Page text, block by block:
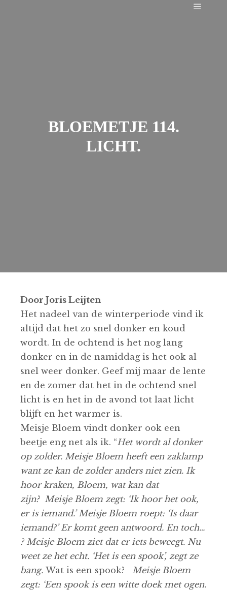
BLOEMETJE 114.
LICHT.
Door Joris Leijten
Het nadeel van de winterperiode vind ik
altijd dat het zo snel donker en koud
wordt. In de ochtend is het nog lang
donker en in de namiddag is het ook al
snel weer donker. Geef mij maar de lente
en de zomer dat het in de ochtend snel
licht is en het in de avond tot laat licht
blijft en het warmer is.
Meisje Bloem vindt donker ook een
beetje eng net als ik. “Het wordt al donker
op zolder. Meisje Bloem heeft een zaklamp
want ze kan de zolder anders niet zien. Ik
hoor kraken, Bloem, wat kan dat
zijn? Meisje Bloem zegt: ‘Ik hoor het ook,
er is iemand.’ Meisje Bloem roept: ‘Is daar
iemand?’ Er komt geen antwoord. En toch…
? Meisje Bloem ziet dat er iets beweegt. Nu
weet ze het echt. ‘Het is een spook’, zegt ze
bang. Wat is een spook?
Meisje Bloem
zegt: ‘Een spook is een witte doek met ogen.